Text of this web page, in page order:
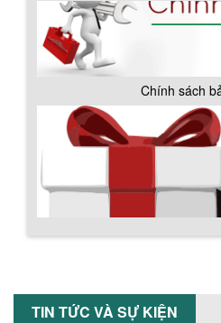
Chính sách
TIN TỨC VÀ SỰ KIỆN
khuấy...
TỐI ƯU
Khám
nghiệp
nguyên
hành.
CHỌN
NHÀ
Khám
NHỮNG